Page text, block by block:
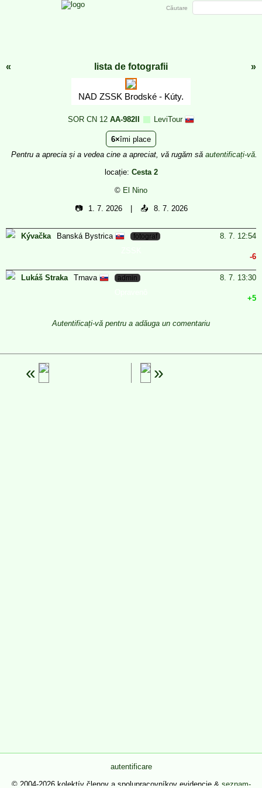
« lista de fotografii »
NAD ZSSK Brodské - Kúty.
SOR CN 12 AA-982II LeviTour
6 îmi place
Pentru a aprecia și a vedea cine a apreciat, vă rugăm să autentificați-vă.
locație: Cesta 2
© El Nino
📷 1. 7. 2026 📤 8. 7. 2026
Kývačka Banská Bystrica fotograf
8. 7. 12:54
-6
Lukáš Straka Trnava admin
8. 7. 13:30
+5
Autentificați-vă pentru a adăuga un comentariu
Căutare
autentificare
© 2004-2026 kolektív členov a spolupracovníkov evidencie & seznam-